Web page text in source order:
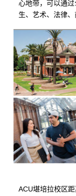
心地带，可以通
生、艺术、法律、
ACU堪培拉校区